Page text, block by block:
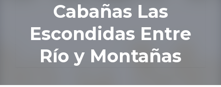
Cabañas Las
Escondidas Entre
Río y Montañas